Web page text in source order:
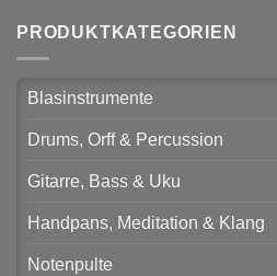
PRODUKTKATEGORIEN
Blasinstrumente
Drums, Orff & Percussion
Gitarre, Bass & Uku
Handpans, Meditation & Klang
Notenpulte